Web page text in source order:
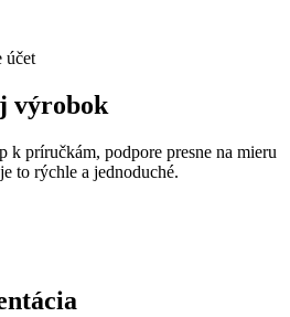
účet
výrobok
k príručkám, podpore presne na mieru
to rýchle a jednoduché.